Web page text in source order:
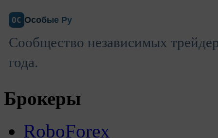
ОС Особые Ру
Сообщество независимых
года.
Брокеры
RoboForex